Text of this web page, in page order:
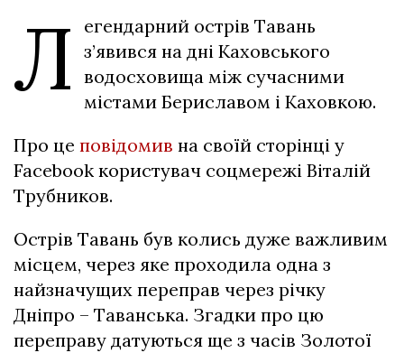
Л
егендарний острів Тавань
з’явився на дні Каховського
водосховища між сучасними
містами Бериславом і Каховкою.
Про це повідомив на своїй сторінці у
Facebook користувач соцмережі Віталій
Трубников.
Острів Тавань був колись дуже важливим
місцем, через яке проходила одна з
найзначущих переправ через річку
Дніпро – Таванська. Згадки про цю
переправу датуються ще з часів Золотої